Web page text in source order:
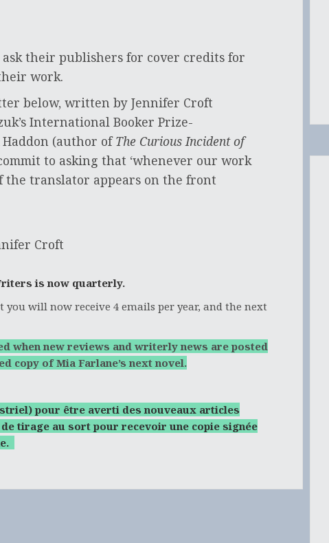
their publishers for cover credits for
work.
below, written by Jennifer Croft
International Booker Prize-
(author ofThe Curious Incident of
to asking that ‘whenever our work
the translator appears on the front
Croft
is now quarterly.
will now receive 4 emails per year, and the next
when new reviews and writerly news are posted
copy of Mia Farlane’s next novel.
pour être averti des nouveaux articles
tirage au sort pour recevoir une copie signée